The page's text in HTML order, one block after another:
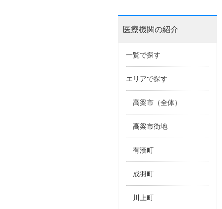
医療機関の紹介
一覧で探す
エリアで探す
高梁市（全体）
高梁市街地
有漢町
成羽町
川上町